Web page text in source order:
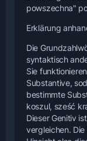
powszechna"
Erklärung
Die
syntaktisch
Sie
Substantive,
bestimmte
koszul, sześć
Dieser Genitiv
vergleichen.